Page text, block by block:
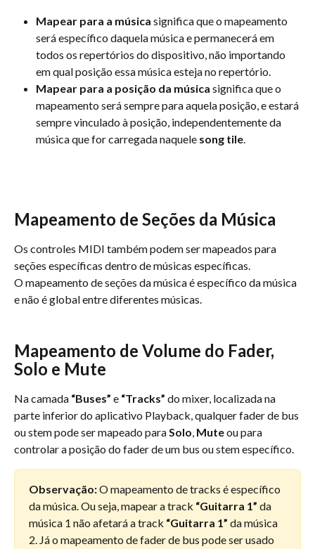
Mapear para a música significa que o mapeamento
será específico daquela música e permanecerá em
todos os repertórios do dispositivo, não importando
em qual posição essa música esteja no repertório.
Mapear para a posição da música significa que o
mapeamento será sempre para aquela posição, e estará
sempre vinculado à posição, independentemente da
música que for carregada naquele song tile
Mapeamento de Seções da Música
Os controles MIDI também podem ser mapeados para
seções específicas dentro de músicas específicas.
O mapeamento de seções da música é específico da música
e não é global entre diferentes músicas.
Mapeamento de Volume do Fader,
Solo e Mute
Na camada “Buses” e “Tracks” do mixer, localizada na
parte inferior do aplicativo Playback, qualquer fader de bus
ou stem pode ser mapeado para Solo, Mute ou para
controlar a posição do fader de um bus ou stem específico.
Observação: O mapeamento de tracks é específico
da música. Ou seja, mapear a track “Guitarra 1” da
música 1 não afetará a track “Guitarra 1” da música
2. Já o mapeamento de fader de bus pode ser usado